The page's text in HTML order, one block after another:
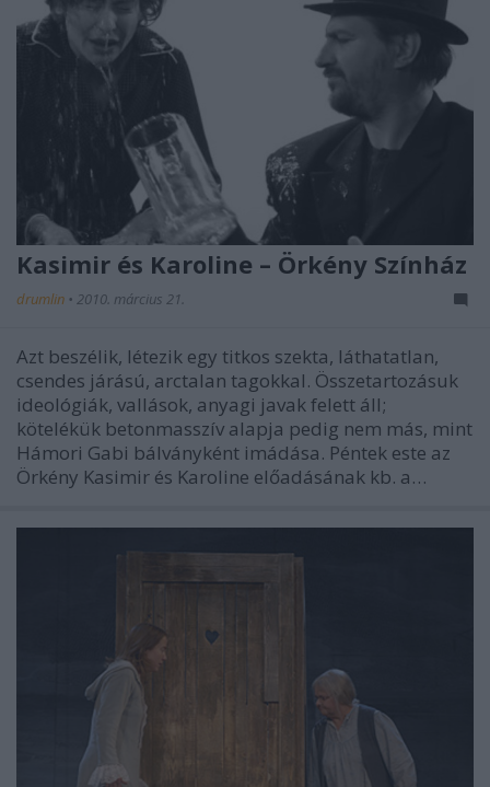
Kasimir és Karoline – Örkény Színház
drumlin • 2010. március 21.
Azt beszélik, létezik egy titkos szekta, láthatatlan,
csendes járású, arctalan tagokkal. Összetartozásuk
ideológiák, vallások, anyagi javak felett áll;
kötelékük betonmasszív alapja pedig nem más, mint
Hámori Gabi bálványként imádása. Péntek este az
Örkény Kasimir és Karoline előadásának kb. a…